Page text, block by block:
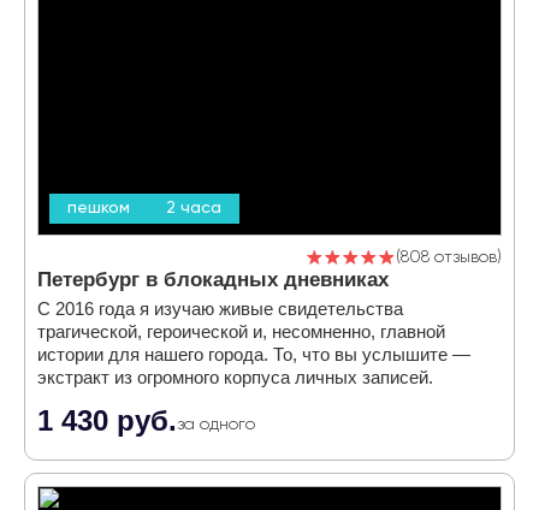
пешком 2 часа
808 отзывов
Петербург в блокадных дневниках
С 2016 года я изучаю живые свидетельства
трагической, героической и, несомненно, главной
истории для нашего города. То, что вы услышите —
экстракт из огромного корпуса личных записей.
1 430 руб. за одного